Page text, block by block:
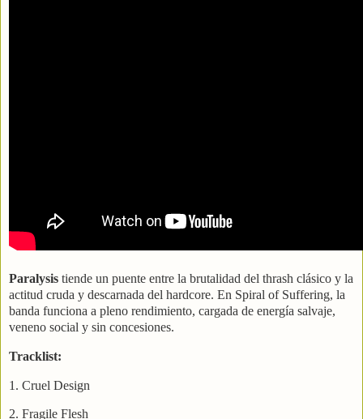
Paralysis tiende un puente entre la brutalidad del thrash clásico y la
actitud cruda y descarnada del hardcore. En Spiral of Suffering, la
banda funciona a pleno rendimiento, cargada de energía salvaje,
veneno social y sin concesiones.
Tracklist:
1. Cruel Design
2. Fragile Flesh